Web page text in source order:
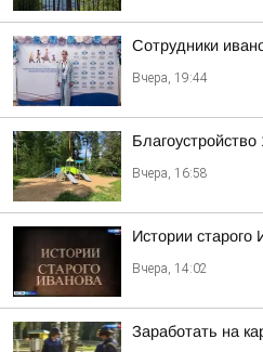
Сотрудники
Вчера, 19:44
Вчера, 16:58
Истории
Вчера, 14:02
Заработать на